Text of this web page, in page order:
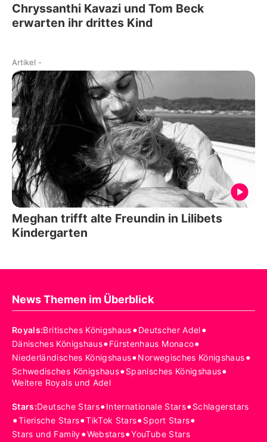
Chryssanthi Kavazi und Tom Beck
erwarten ihr drittes Kind
Artikel -
Meghan trifft alte Freundin in Lilibets
Kindergarten
News Themen im Überblick
Royals:Britisches Königshaus•Deutscher Adel•
Dänisches Königshaus•Fürstenhaus Monaco•
Niederländisches Königshaus•Norwegisches Königshaus•
Schwedisches Königshaus•Spanisches Königshaus•
Weitere Royals und Adel
Stars:Deutsche Stars•Internationale Stars•Schlagerstars
•Tierische Stars•TikTok Stars•Sport Stars•
Stars und Family•Webstars•YouTube Stars